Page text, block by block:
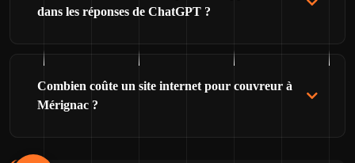
dans les réponses de ChatGPT ?
Combien coûte un site internet pour couvreur à
Mérignac ?